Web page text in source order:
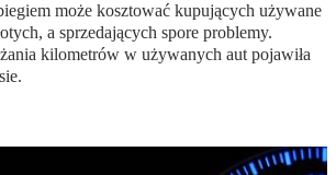
może kosztować kupujących używane
a sprzedających spore problemy.
kilometrów w używanych aut pojawiła